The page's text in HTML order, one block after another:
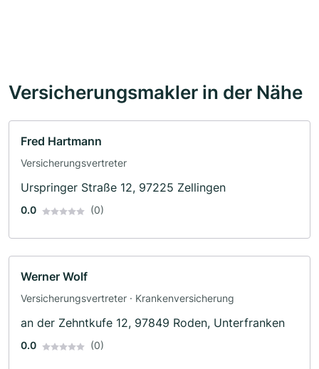
Versicherungsmakler in der Nähe
Fred Hartmann
Versicherungsvertreter
Urspringer Straße 12, 97225 Zellingen
0.0 (0)
Werner Wolf
Versicherungsvertreter · Krankenversicherung
an der Zehntkufe 12, 97849 Roden, Unterfranken
0.0 (0)